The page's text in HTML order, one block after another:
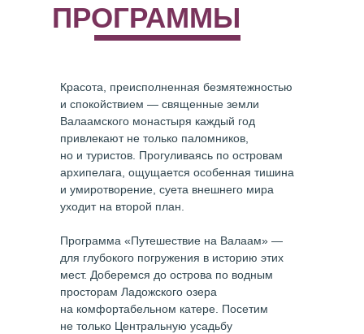
ПРОГРАММЫ
Красота, преисполненная безмятежностью
и спокойствием — священные земли
Валаамского монастыря каждый год
привлекают не только паломников,
но и туристов. Прогуливаясь по островам
архипелага, ощущается особенная тишина
и умиротворение, суета внешнего мира
уходит на второй план.
Программа «Путешествие на Валаам» —
для глубокого погружения в историю этих
мест. Доберемся до острова по водным
просторам Ладожского озера
на комфортабельном катере. Посетим
не только Центральную усадьбу